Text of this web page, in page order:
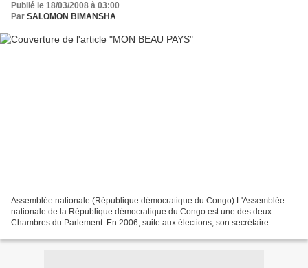
Publié le 18/03/2008 à 03:00
Par SALOMON BIMANSHA
Assemblée nationale (République démocratique du Congo) L'Assemblée
nationale de la République démocratique du Congo est une des deux
Chambres du Parlement. En 2006, suite aux élections, son secrétaire